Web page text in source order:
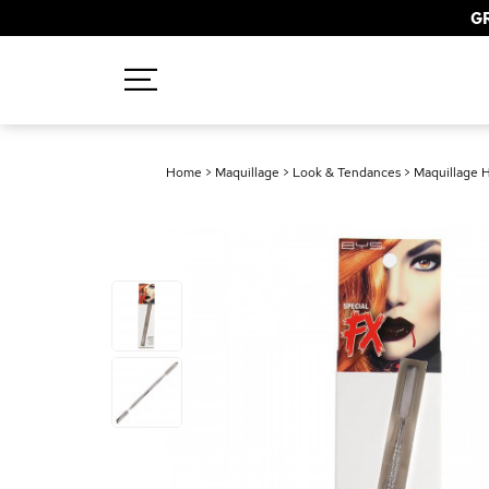
Home > Maquillage > Look & Tendances> Maquillage
Solaire
Brumes
Blush